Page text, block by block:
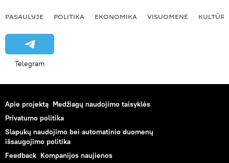
PASAULYJE POLITIKA EKONOMIKA VISUOMENĖ KULTŪRA
Telegram
Apie projektą Medžiagų naudojimo taisyklės
Privatumo politika
Slapukų naudojimo bei automatinio duomenų
išsaugojimo politika
Feedback Kompanijos naujienos